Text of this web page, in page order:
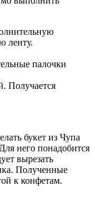
ленту.
палочки
Получается
букет из Чупа
него понадобится
вырезать
Полученные
к конфетам.